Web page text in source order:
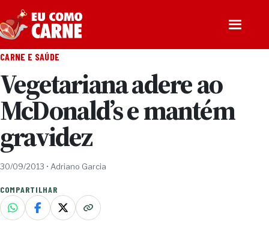
Abrir menu
CARNE E SAÚDE
Vegetariana adere ao
McDonald’s e mantém
gravidez
30/09/2013 • Adriano Garcia
COMPARTILHAR